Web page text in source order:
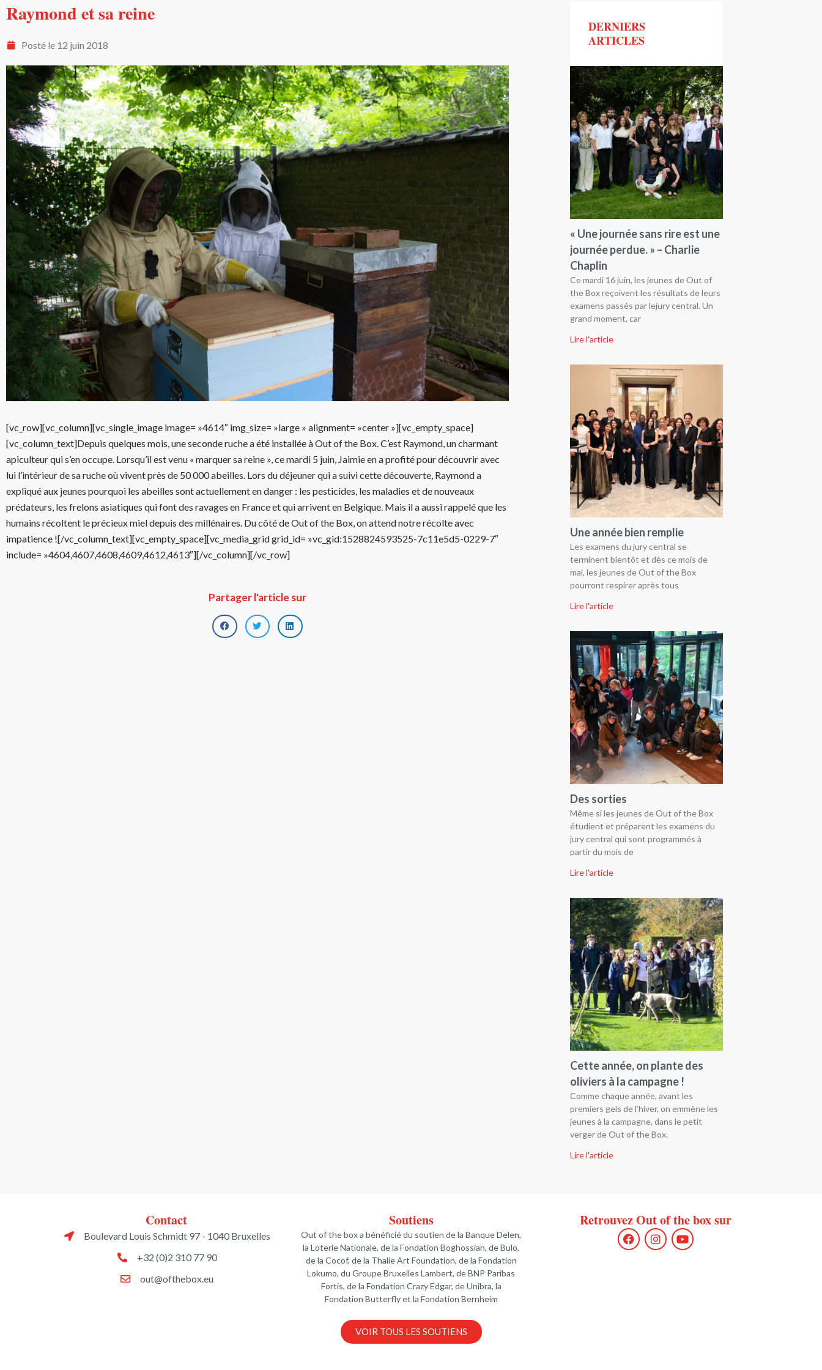
Raymond et sa reine
Posté le 12 juin 2018
[vc_row][vc_column][vc_single_image image= »4614″ img_size= »large » alignment= »center »][vc_empty_space]
[vc_column_text]Depuis quelques mois, une seconde ruche a été installée à Out of the Box. C’est Raymond, un charmant
apiculteur qui s’en occupe. Lorsqu’il est venu « marquer sa reine », ce mardi 5 juin, Jaimie en a profité pour découvrir avec
lui l’intérieur de sa ruche où vivent près de 50 000 abeilles. Lors du déjeuner qui a suivi cette découverte, Raymond a
expliqué aux jeunes pourquoi les abeilles sont actuellement en danger : les pesticides, les maladies et de nouveaux
prédateurs, les frelons asiatiques qui font des ravages en France et qui arrivent en Belgique. Mais il a aussi rappelé que les
humains récoltent le précieux miel depuis des millénaires. Du côté de Out of the Box, on attend notre récolte avec
impatience ![/vc_column_text][vc_empty_space][vc_media_grid grid_id= »vc_gid:1528824593525-7c11e5d5-0229-7″
include= »4604,4607,4608,4609,4612,4613″][/vc_column][/vc_row]
Partager l'article sur
DERNIERS
ARTICLES
« Une journée sans rire est une
journée perdue. » – Charlie
Chaplin
Ce mardi 16 juin, les jeunes de Out of
the Box reçoivent les résultats de leurs
examens passés par lejury central. Un
grand moment, car
Lire l'article
Une année bien remplie
Les examens du jury central se
terminent bientôt et dès ce mois de
mai, les jeunes de Out of the Box
pourront respirer après tous
Lire l'article
Des sorties
Même si les jeunes de Out of the Box
étudient et préparent les examens du
jury central qui sont programmés à
partir du mois de
Lire l'article
Cette année, on plante des
oliviers à la campagne !
Comme chaque année, avant les
premiers gels de l’hiver, on emmène les
jeunes à la campagne, dans le petit
verger de Out of the Box.
Lire l'article
Contact
Boulevard Louis Schmidt 97 - 1040 Bruxelles
+32 (0)2 310 77 90
out@ofthebox.eu
Soutiens
Out of the box a bénéficié du soutien de la Banque Delen,
la Loterie Nationale, de la Fondation Boghossian, de Bulo,
de la Cocof, de la Thalie Art Foundation, de la Fondation
Lokumo, du Groupe Bruxelles Lambert, de BNP Paribas
Fortis, de la Fondation Crazy Edgar, de Unibra, la
Fondation Butterfly et la Fondation Bernheim
VOIR TOUS LES SOUTIENS
Retrouvez Out of the box sur
F
a
I
n
Y
o